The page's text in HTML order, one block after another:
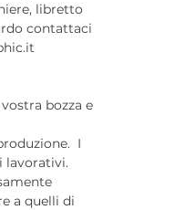
libretto
contattaci
bozza e
I
lavorativi.
a quelli di